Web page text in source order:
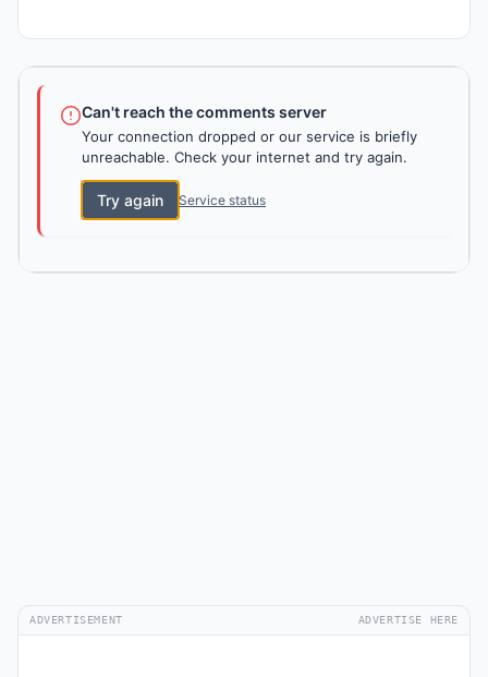
Can't reach the comments server
Your connection dropped or our service is briefly
unreachable. Check your internet and try again.
Try again Service status
ADVERTISEMENT ADVERTISE HERE